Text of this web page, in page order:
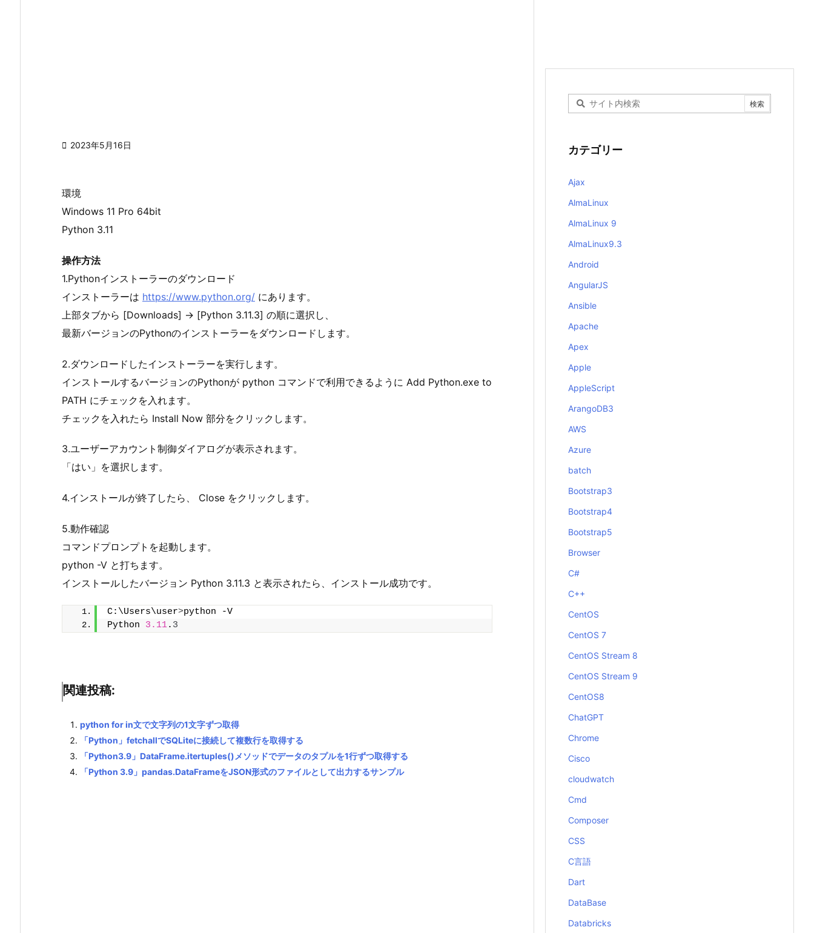
 2023年5月16日
環境
Windows 11 Pro 64bit
Python 3.11
操作方法
1.Pythonインストーラーのダウンロード
インストーラーは https://www.python.org/ にあります。
上部タブから [Downloads] -> [Python 3.11.3] の順に選択し、
最新バージョンのPythonのインストーラーをダウンロードします。
2.ダウンロードしたインストーラーを実行します。
インストールするバージョンのPythonが python コマンドで利用できるように Add Python.exe to
PATH にチェックを入れます。
チェックを入れたら Install Now 部分をクリックします。
3.ユーザーアカウント制御ダイアログが表示されます。
「はい」を選択します。
4.インストールが終了したら、 Close をクリックします。
5.動作確認
コマンドプロンプトを起動します。
python -V と打ちます。
インストールしたバージョン Python 3.11.3 と表示されたら、インストール成功です。
C:\Users\user>python -V
Python 3.11. 3
関連投稿:
python for in文で文字列の1文字ずつ取得
「Python」fetchallでSQLiteに接続して複数行を取得する
「Python3.9」DataFrame.itertuples()メソッドでデータのタプルを1行ずつ取得する
「Python 3.9」pandas.DataFrameをJSON形式のファイルとして出力するサンプル
カテゴリー
Ajax
AlmaLinux
AlmaLinux 9
AlmaLinux9.3
Android
AngularJS
Ansible
Apache
Apex
Apple
AppleScript
ArangoDB3
AWS
Azure
batch
Bootstrap3
Bootstrap4
Bootstrap5
Browser
C#
C++
CentOS
CentOS 7
CentOS Stream 8
CentOS Stream 9
CentOS8
ChatGPT
Chrome
Cisco
cloudwatch
Cmd
Composer
CSS
C言語
Dart
DataBase
Databricks